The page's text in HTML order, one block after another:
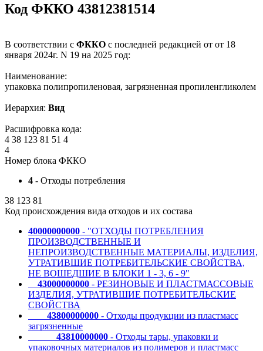
Код ФККО 43812381514
В соответствии с ФККО с последней редакцией от от 18
января 2024г. N 19 на 2025 год:
Наименование:
упаковка полипропиленовая, загрязненная пропиленгликолем
Иерархия: Вид
Расшифровка кода:
4 38 123 81 51 4
4
Номер блока ФККО
4 - Отходы потребления
38 123 81
Код происхождения вида отходов и их состава
40000000000 - "ОТХОДЫ ПОТРЕБЛЕНИЯ
ПРОИЗВОДСТВЕННЫЕ И
НЕПРОИЗВОДСТВЕННЫЕ МАТЕРИАЛЫ, ИЗДЕЛИЯ,
УТРАТИВШИЕ ПОТРЕБИТЕЛЬСКИЕ СВОЙСТВА,
НЕ ВОШЕДШИЕ В БЛОКИ 1 - 3, 6 - 9"
43000000000 - РЕЗИНОВЫЕ И ПЛАСТМАССОВЫЕ
ИЗДЕЛИЯ, УТРАТИВШИЕ ПОТРЕБИТЕЛЬСКИЕ
СВОЙСТВА
43800000000 - Отходы продукции из пластмасс
загрязненные
43810000000 - Отходы тары, упаковки и
упаковочных материалов из полимеров и пластмасс